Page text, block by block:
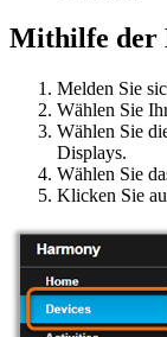
Mithilfe der
Melden Sie
Wählen Sie
Wählen Sie
Displays.
Wählen Sie
Klicken Sie